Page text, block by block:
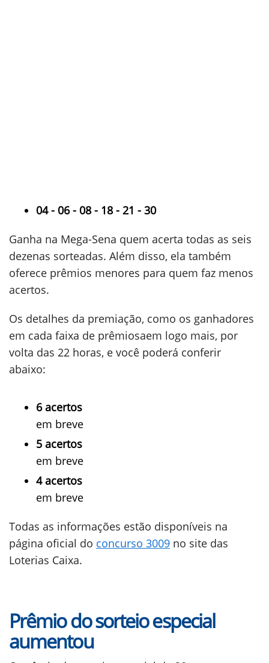
04 - 06 - 08 - 18 - 21 - 30
Ganha na Mega-Sena quem acerta todas as seis
dezenas sorteadas. Além disso, ela também
oferece prêmios menores para quem faz menos
acertos.
Os detalhes da premiação, como os ganhadores
em cada faixa de prêmiosaem logo mais, por
volta das 22 horas, e você poderá conferir
abaixo:
6 acertos
em breve
5 acertos
em breve
4 acertos
em breve
Todas as informações estão disponíveis na
página oficial do concurso 3009 no site das
Loterias Caixa.
Prêmio do sorteio especial
aumentou